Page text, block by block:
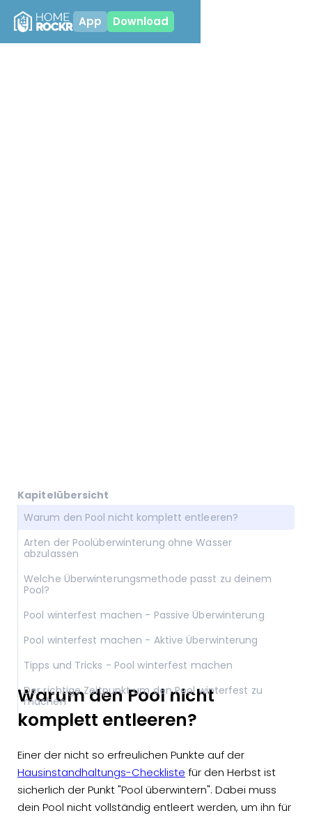
App Download
Kapitelübersicht
Warum den Pool nicht komplett entleeren?
Arten der Poolüberwinterung ohne Wasser
abzulassen
Welche Überwinterungsmethode passt zu deinem
Pool?
Pool winterfest machen - Passive Überwinterung
Pool winterfest machen - Aktive Überwinterung
Tipps und Tricks - Pool winterfest machen
Der richtige Zeitpunkt um den Pool winterfest zu
machen
Warum den Pool nicht
komplett entleeren?
Einer der nicht so erfreulichen Punkte auf der
Hausinstandhaltungs-Checkliste für den Herbst ist
sicherlich der Punkt "Pool überwintern". Dabei muss
dein Pool nicht vollständig entleert werden, um ihn für